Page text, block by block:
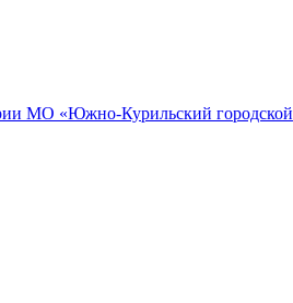
МО «Южно-Курильский городской